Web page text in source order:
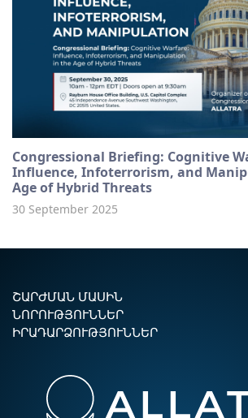
Congressional Briefing: Cognitive
Influence, Infoterrorism, and
Age of Hybrid Threats
30 September 2025
ՇԱՐԺՄԱՆ ՄԱՍԻՆ
ՆՈՐՈՒԹՅՈՒՆՆԵՐ
ԻՐԱԴԱՐՁՈՒԹՅՈՒՆՆԵՐ